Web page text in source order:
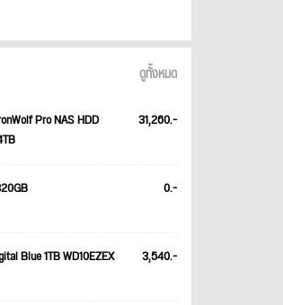
ดูทั้งหมด
Pro NAS HDD
31,260.-
0.-
Blue 1TB WD10EZEX 3,540.-